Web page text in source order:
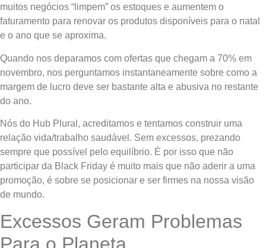
muitos negócios “limpem” os estoques e aumentem o
faturamento para renovar os produtos disponíveis para o natal
e o ano que se aproxima.
Quando nos deparamos com ofertas que chegam a 70% em
novembro, nos perguntamos instantaneamente sobre como a
margem de lucro deve ser bastante alta e abusiva no restante
do ano.
Nós do Hub Plural, acreditamos e tentamos construir uma
relação vida/trabalho saudável. Sem excessos, prezando
sempre que possível pelo equilíbrio. É por isso que não
participar da Black Friday é muito mais que não aderir a uma
promoção, é sobre se posicionar e ser firmes na nossa visão
de mundo.
Excessos Geram Problemas